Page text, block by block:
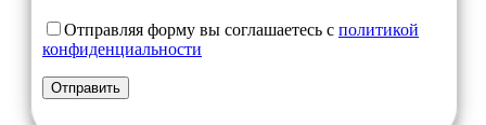
Отправляя форму вы соглашаетесь с политикой
конфиденциальности